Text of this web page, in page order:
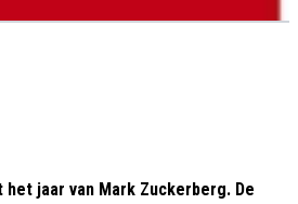
jaar van Mark Zuckerberg. De